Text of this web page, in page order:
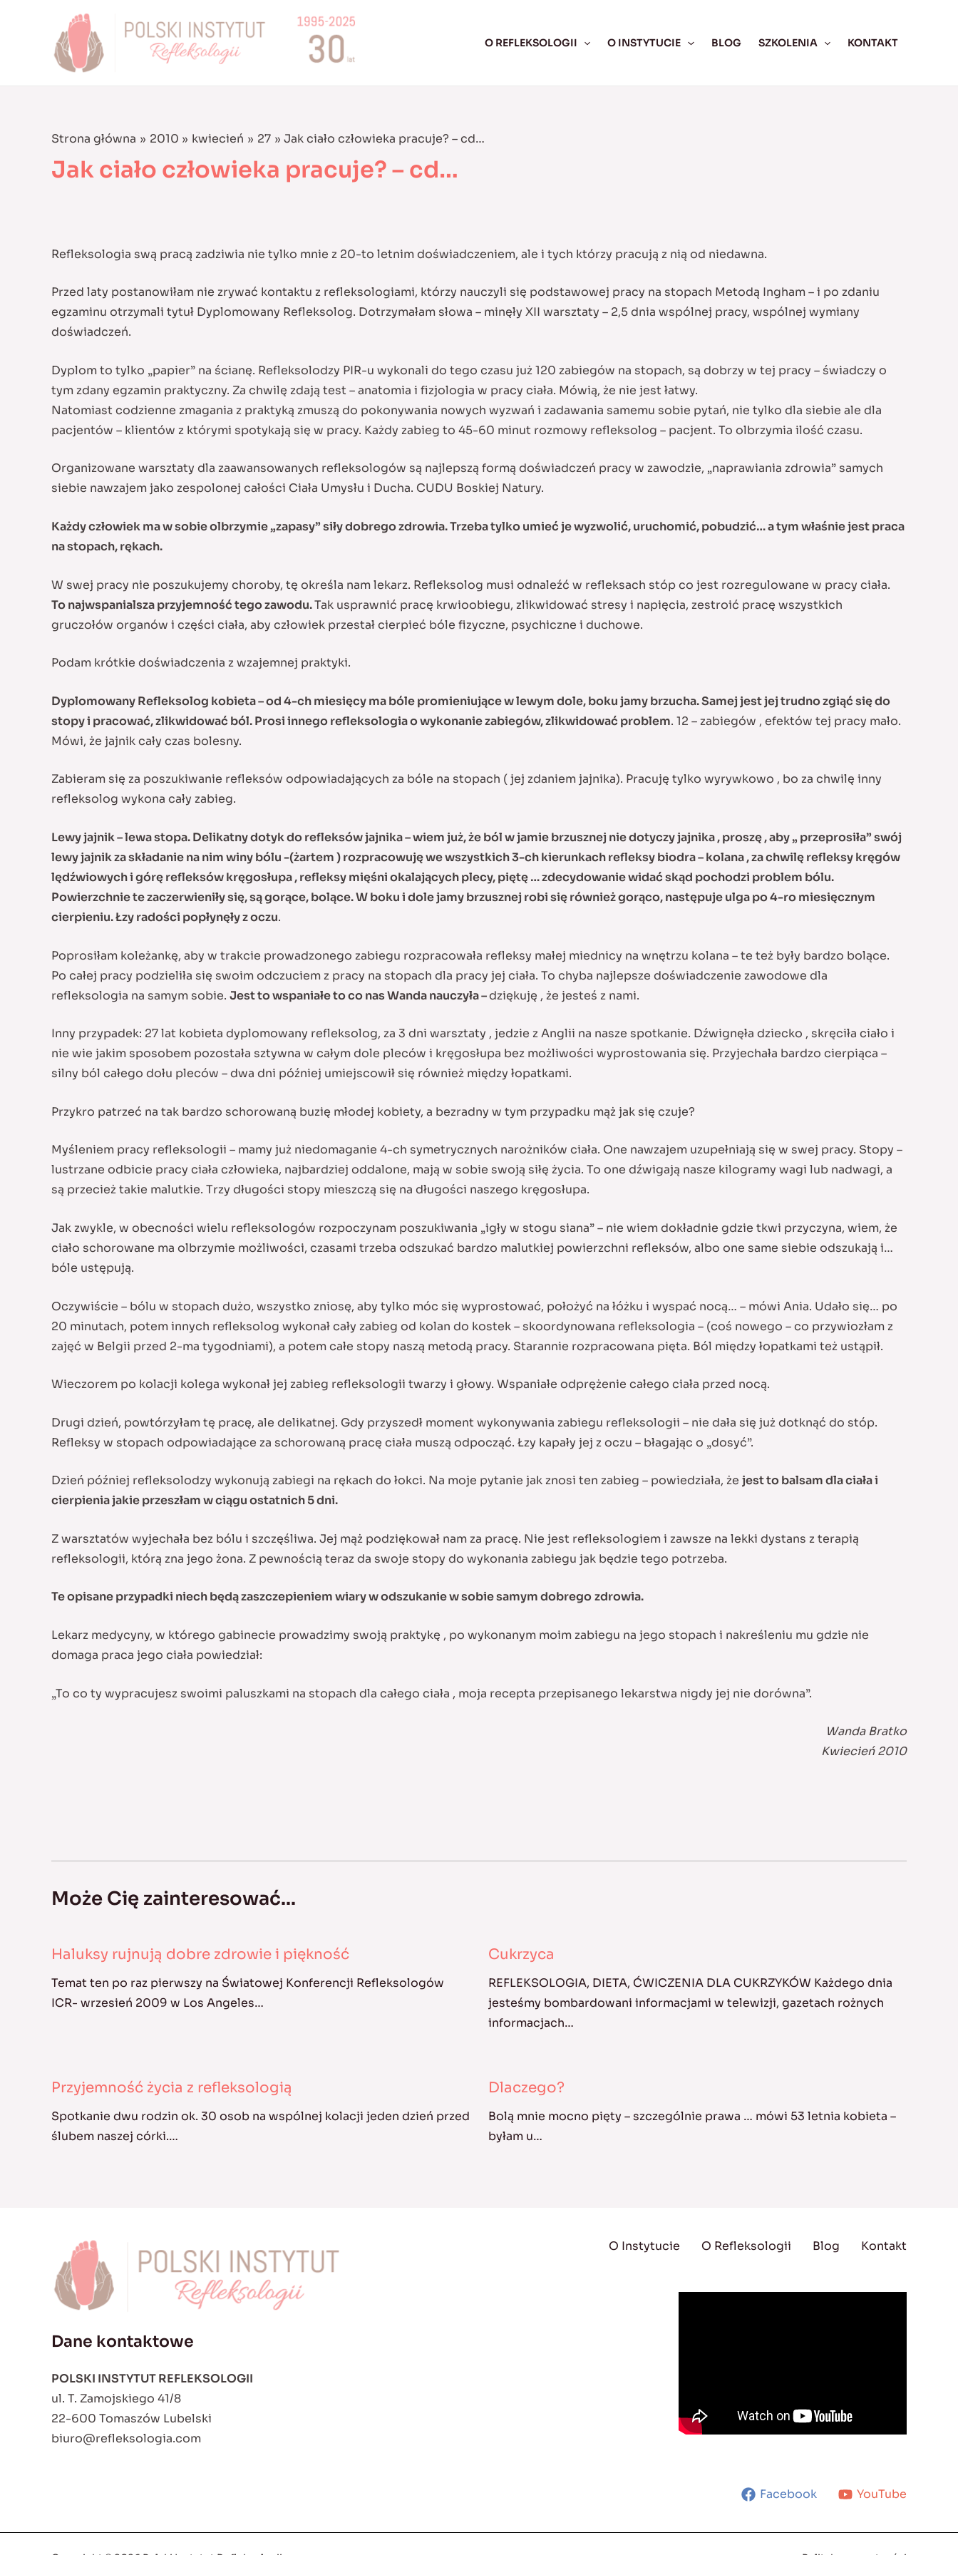
O REFLEKSOLOGII O INSTYTUCIE BLOG SZKOLENIA KONTAKT
Strona główna 2010 kwiecień 27 Jak ciało człowieka pracuje? – cd…
Jak ciało człowieka pracuje? – cd…
Refleksologia swą pracą zadziwia nie tylko mnie z 20-to letnim doświadczeniem, ale i tych którzy pracują z nią od niedawna.
Przed laty postanowiłam nie zrywać kontaktu z refleksologiami, którzy nauczyli się podstawowej pracy na stopach Metodą Ingham – i po zdaniu
egzaminu otrzymali tytuł Dyplomowany Refleksolog. Dotrzymałam słowa – minęły XII warsztaty – 2,5 dnia wspólnej pracy, wspólnej wymiany
doświadczeń.
Dyplom to tylko „papier” na ścianę. Refleksolodzy PIR-u wykonali do tego czasu już 120 zabiegów na stopach, są dobrzy w tej pracy – świadczy o
tym zdany egzamin praktyczny. Za chwilę zdają test – anatomia i fizjologia w pracy ciała. Mówią, że nie jest łatwy.
Natomiast codzienne zmagania z praktyką zmuszą do pokonywania nowych wyzwań i zadawania samemu sobie pytań, nie tylko dla siebie ale dla
pacjentów – klientów z którymi spotykają się w pracy. Każdy zabieg to 45-60 minut rozmowy refleksolog – pacjent. To olbrzymia ilość czasu.
Organizowane warsztaty dla zaawansowanych refleksologów są najlepszą formą doświadczeń pracy w zawodzie, „naprawiania zdrowia” samych
siebie nawzajem jako zespolonej całości Ciała Umysłu i Ducha. CUDU Boskiej Natury.
Każdy człowiek ma w sobie olbrzymie „zapasy” siły dobrego zdrowia. Trzeba tylko umieć je wyzwolić, uruchomić, pobudzić… a tym właśnie jest praca
na stopach, rękach.
W swej pracy nie poszukujemy choroby, tę określa nam lekarz. Refleksolog musi odnaleźć w refleksach stóp co jest rozregulowane w pracy ciała.
To najwspanialsza przyjemność tego zawodu.Tak usprawnić pracę krwioobiegu, zlikwidować stresy i napięcia, zestroić pracę wszystkich
gruczołów organów i części ciała, aby człowiek przestał cierpieć bóle fizyczne, psychiczne i duchowe.
Podam krótkie doświadczenia z wzajemnej praktyki.
Dyplomowany Refleksolog kobieta – od 4-ch miesięcy ma bóle promieniujące w lewym dole, boku jamy brzucha. Samej jest jej trudno zgiąć się do
stopy i pracować, zlikwidować ból. Prosi innego refleksologia o wykonanie zabiegów, zlikwidować problem. 12 – zabiegów , efektów tej pracy mało.
Mówi, że jajnik cały czas bolesny.
Zabieram się za poszukiwanie refleksów odpowiadających za bóle na stopach ( jej zdaniem jajnika). Pracuję tylko wyrywkowo , bo za chwilę inny
refleksolog wykona cały zabieg.
Lewy jajnik – lewa stopa. Delikatny dotyk do refleksów jajnika – wiem już, że ból w jamie brzusznej nie dotyczy jajnika , proszę , aby „ przeprosiła” swój
lewy jajnik za składanie na nim winy bólu -(żartem ) rozpracowuję we wszystkich 3-ch kierunkach refleksy biodra – kolana , za chwilę refleksy kręgów
lędźwiowych i górę refleksów kręgosłupa , refleksy mięśni okalających plecy, piętę … zdecydowanie widać skąd pochodzi problem bólu.
Powierzchnie te zaczerwieniły się, są gorące, bolące. W boku i dole jamy brzusznej robi się również gorąco, następuje ulga po 4-ro miesięcznym
cierpieniu. Łzy radości popłynęły z oczu.
Poprosiłam koleżankę, aby w trakcie prowadzonego zabiegu rozpracowała refleksy małej miednicy na wnętrzu kolana – te też były bardzo bolące.
Po całej pracy podzieliła się swoim odczuciem z pracy na stopach dla pracy jej ciała. To chyba najlepsze doświadczenie zawodowe dla
refleksologia na samym sobie. Jest to wspaniałe to co nas Wanda nauczyła –dziękuję , że jesteś z nami.
Inny przypadek: 27 lat kobieta dyplomowany refleksolog, za 3 dni warsztaty , jedzie z Anglii na nasze spotkanie. Dźwignęła dziecko , skręciła ciało i
nie wie jakim sposobem pozostała sztywna w całym dole pleców i kręgosłupa bez możliwości wyprostowania się. Przyjechała bardzo cierpiąca –
silny ból całego dołu pleców – dwa dni później umiejscowił się również między łopatkami.
Przykro patrzeć na tak bardzo schorowaną buzię młodej kobiety, a bezradny w tym przypadku mąż jak się czuje?
Myśleniem pracy refleksologii – mamy już niedomaganie 4-ch symetrycznych narożników ciała. One nawzajem uzupełniają się w swej pracy. Stopy –
lustrzane odbicie pracy ciała człowieka, najbardziej oddalone, mają w sobie swoją siłę życia. To one dźwigają nasze kilogramy wagi lub nadwagi, a
są przecież takie malutkie. Trzy długości stopy mieszczą się na długości naszego kręgosłupa.
Jak zwykle, w obecności wielu refleksologów rozpoczynam poszukiwania „igły w stogu siana” – nie wiem dokładnie gdzie tkwi przyczyna, wiem, że
ciało schorowane ma olbrzymie możliwości, czasami trzeba odszukać bardzo malutkiej powierzchni refleksów, albo one same siebie odszukają i…
bóle ustępują.
Oczywiście – bólu w stopach dużo, wszystko zniosę, aby tylko móc się wyprostować, położyć na łóżku i wyspać nocą… – mówi Ania. Udało się… po
20 minutach, potem innych refleksolog wykonał cały zabieg od kolan do kostek – skoordynowana refleksologia – (coś nowego – co przywiozłam z
zajęć w Belgii przed 2-ma tygodniami), a potem całe stopy naszą metodą pracy. Starannie rozpracowana pięta. Ból między łopatkami też ustąpił.
Wieczorem po kolacji kolega wykonał jej zabieg refleksologii twarzy i głowy. Wspaniałe odprężenie całego ciała przed nocą.
Drugi dzień, powtórzyłam tę pracę, ale delikatnej. Gdy przyszedł moment wykonywania zabiegu refleksologii – nie dała się już dotknąć do stóp.
Refleksy w stopach odpowiadające za schorowaną pracę ciała muszą odpocząć. Łzy kapały jej z oczu – błagając o „dosyć”.
Dzień później refleksolodzy wykonują zabiegi na rękach do łokci. Na moje pytanie jak znosi ten zabieg – powiedziała, że jest to balsam dla ciała i
cierpienia jakie przeszłam w ciągu ostatnich 5 dni.
Z warsztatów wyjechała bez bólu i szczęśliwa. Jej mąż podziękował nam za pracę. Nie jest refleksologiem i zawsze na lekki dystans z terapią
refleksologii, którą zna jego żona. Z pewnością teraz da swoje stopy do wykonania zabiegu jak będzie tego potrzeba.
Te opisane przypadki niech będą zaszczepieniem wiary w odszukanie w sobie samym dobregozdrowia.
Lekarz medycyny, w którego gabinecie prowadzimy swoją praktykę , po wykonanym moim zabiegu na jego stopach i nakreśleniu mu gdzie nie
domaga praca jego ciała powiedział:
„To co ty wypracujesz swoimi paluszkami na stopach dla całego ciała , moja recepta przepisanego lekarstwa nigdy jej nie dorówna”.
Wanda Bratko
Kwiecień 2010
Może Cię zainteresować...
Haluksy rujnują dobre zdrowie i piękność
Temat ten po raz pierwszy na Światowej Konferencji Refleksologów
ICR- wrzesień 2009 w Los Angeles…
Cukrzyca
REFLEKSOLOGIA, DIETA, ĆWICZENIA DLA CUKRZYKÓW Każdego dnia
jesteśmy bombardowani informacjami w telewizji, gazetach rożnych
informacjach…
Przyjemność życia z refleksologią
Spotkanie dwu rodzin ok. 30 osob na wspólnej kolacji jeden dzień przed
ślubem naszej córki.…
Dlaczego?
Bolą mnie mocno pięty – szczególnie prawa … mówi 53 letnia kobieta –
byłam u…
Dane kontaktowe
POLSKI INSTYTUT REFLEKSOLOGII
ul. T. Zamojskiego 41/8
22-600 Tomaszów Lubelski
biuro@refleksologia.com
O Instytucie O Refleksologii Blog Kontakt
Facebook YouTube